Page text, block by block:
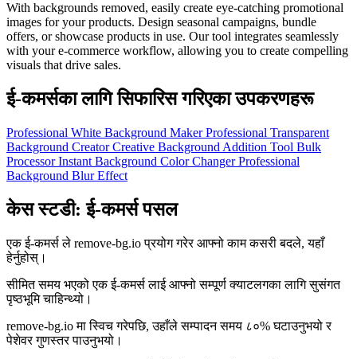
With backgrounds removed, easily create eye-catching promotional
images for your products. Design seasonal campaigns, bundle
offers, or showcase products in use. Our tool integrates seamlessly
with your e-commerce workflow, allowing you to create compelling
visuals that drive sales.
ई-कमर्सका लागि सिफारिस गरिएका उपकरणहरू
Professional White Background MakerProfessional Transparent
Background CreatorCreative Background Addition Tool Bulk
ProcessorInstant Background Color ChangerProfessional
Background Blur Effect
केस स्टडी: ई-कमर्स पसल
एक ई-कमर्स ले remove-bg.io प्रयोग गरेर आफ्नो काम कसरी बदले, यहाँ
हेर्नुहोस्।
सीमित समय भएको एक ई-कमर्स लाई आफ्नो सम्पूर्ण क्याटलगका लागि सुसंगत
पृष्ठभूमि चाहिन्थ्यो।
remove-bg.io मा स्विच गरेपछि, उहाँले सम्पादन समय ८०% घटाउनुभयो र
पेशेवर गुणस्तर पाउनुभयो।